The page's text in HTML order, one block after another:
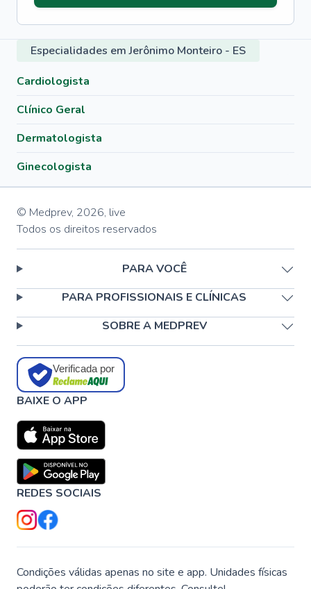
Especialidades em Jerônimo Monteiro - ES
Cardiologista
Clínico Geral
Dermatologista
Ginecologista
© Medprev, 2026, live
Todos os direitos reservados
PARA VOCÊ
PARA PROFISSIONAIS E CLÍNICAS
SOBRE A MEDPREV
Verificada por
BAIXE O APP
REDES SOCIAIS
Condições válidas apenas no site e app. Unidades físicas